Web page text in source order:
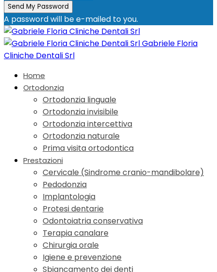
A password will be e-mailed to you.
Gabriele Floria
Cliniche Dentali Srl
Home
Ortodonzia
Ortodonzia linguale
Ortodonzia invisibile
Ortodonzia intercettiva
Ortodonzia naturale
Prima visita ortodontica
Prestazioni
Cervicale (Sindrome cranio-mandibolare)
Pedodonzia
Implantologia
Protesi dentarie
Odontoiatria conservativa
Terapia canalare
Chirurgia orale
Igiene e prevenzione
Sbiancamento dei denti